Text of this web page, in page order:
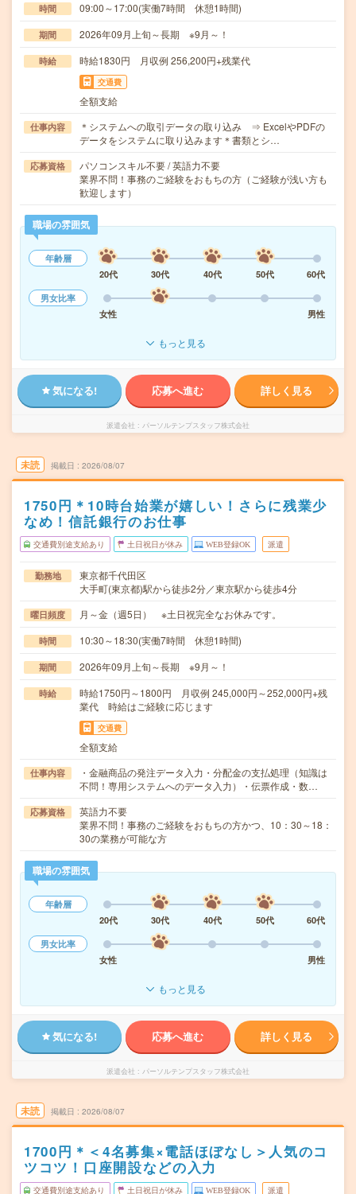
時間 09:00～17:00(実働7時間 休憩1時間)
期間 2026年09月上旬～長期 ※9月～！
時給 時給1830円 月収例 256,200円+残業代
交通費
全額支給
仕事内容
＊システムへの取引データの取り込み ⇒ ExcelやPDFの
データをシステムに取り込みます＊書類とシ…
応募資格
パソコンスキル不要 / 英語力不要
業界不問！事務のご経験をおもちの方（ご経験が浅い方も
歓迎します）
職場の雰囲気
年齢層
20代
30代 40代 50代
60代
男女比率
女性
男性
もっと見る
気になる! 応募へ進む 詳しく見る
派遣会社 パーソルテンプスタッフ株式会社
未読 掲載日 2026/08/07
1750円＊10時台始業が嬉しい！さらに残業少
なめ！信託銀行のお仕事
交通費別途支給あり 土日祝日が休み WEB登録OK 派遣
勤務地
東京都千代田区
大手町(東京都)駅から徒歩2分／東京駅から徒歩4分
曜日頻度 月～金（週5日） ※土日祝完全なお休みです。
時間 10:30～18:30(実働7時間 休憩1時間)
期間 2026年09月上旬～長期 ※9月～！
時給
時給1750円～1800円 月収例 245,000円～252,000円+残
業代 時給はご経験に応じます
交通費
全額支給
仕事内容
・金融商品の発注データ入力・分配金の支払処理（知識は
不問！専用システムへのデータ入力）・伝票作成・数…
応募資格
英語力不要
業界不問！事務のご経験をおもちの方かつ、10：30～18：
30の業務が可能な方
職場の雰囲気
年齢層
20代
30代 40代 50代
60代
男女比率
女性
男性
もっと見る
気になる! 応募へ進む 詳しく見る
派遣会社 パーソルテンプスタッフ株式会社
未読 掲載日 2026/08/07
1700円＊＜4名募集×電話ほぼなし＞人気のコ
ツコツ！口座開設などの入力
交通費別途支給あり 土日祝日が休み WEB登録OK 派遣